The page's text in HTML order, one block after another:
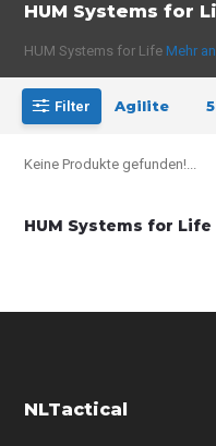
HUM Systems for
HUM Systems for Life Mehr
Filter Agilite
Keine Produkte gefunden!...
HUM Systems for Life
NLTactical